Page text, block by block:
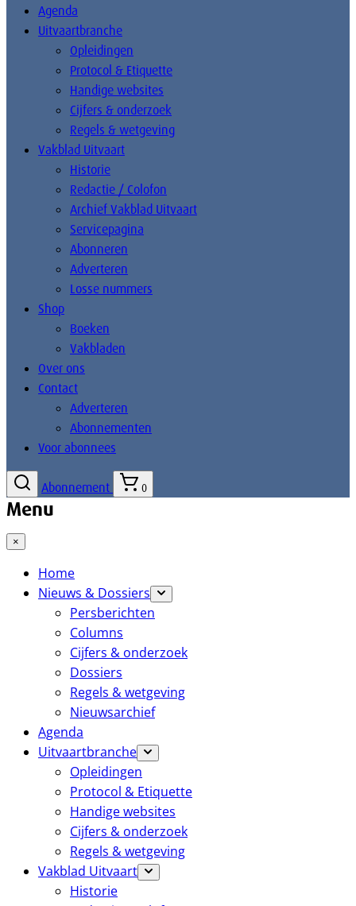
Agenda
Uitvaartbranche
Opleidingen
Protocol & Etiquette
Handige websites
Cijfers & onderzoek
Regels & wetgeving
Vakblad Uitvaart
Historie
Redactie / Colofon
Archief Vakblad Uitvaart
Servicepagina
Abonneren
Adverteren
Losse nummers
Shop
Boeken
Vakbladen
Over ons
Contact
Adverteren
Abonnementen
Voor abonnees
Abonnement 0
Menu
×
Home
Nieuws & Dossiers
Persberichten
Columns
Cijfers & onderzoek
Dossiers
Regels & wetgeving
Nieuwsarchief
Agenda
Uitvaartbranche
Opleidingen
Protocol & Etiquette
Handige websites
Cijfers & onderzoek
Regels & wetgeving
Vakblad Uitvaart
Historie